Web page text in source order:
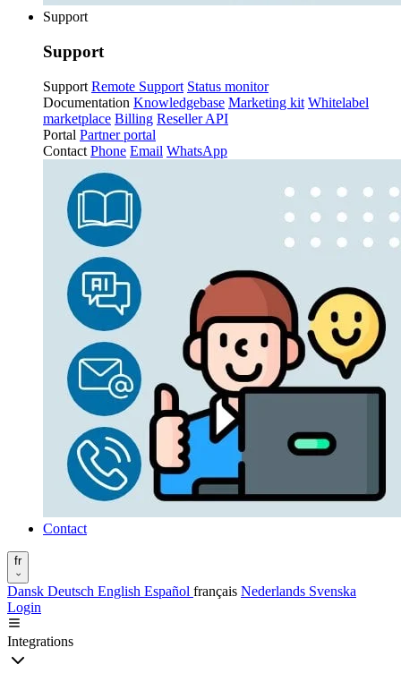
Support
Support
Support Remote Support Status monitor
Documentation Knowledgebase Marketing kit Whitelabel
marketplace Billing Reseller API
Portal Partner portal
Contact Phone Email WhatsApp
Contact
fr
Dansk Deutsch English Español français Nederlands Svenska
Login
Integrations